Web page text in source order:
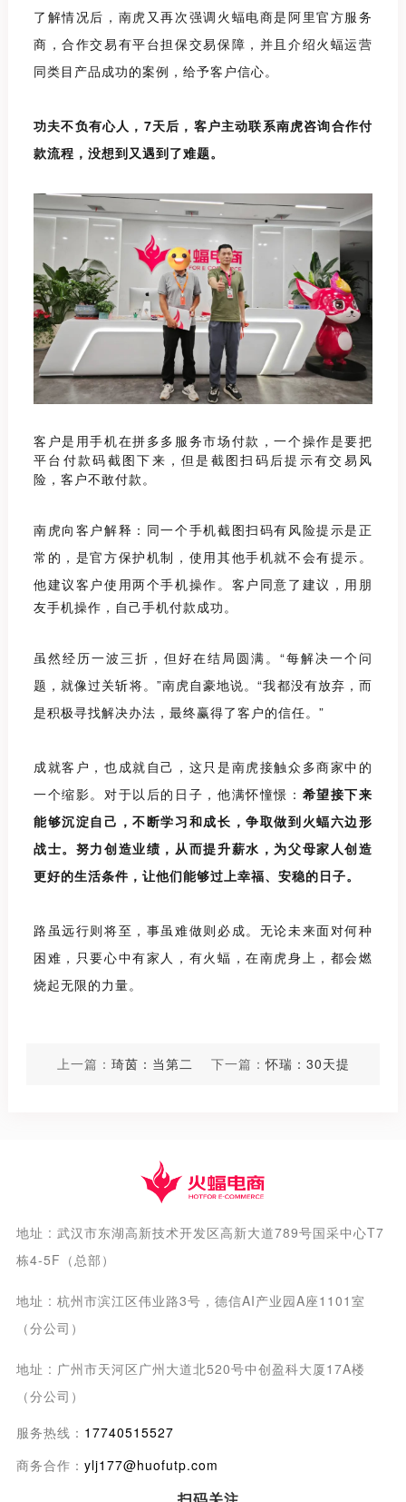
了解情况后，南虎又再次强调火蝠电商是阿里官方服务
商，合作交易有平台担保交易保障，并且介绍火蝠运营
同类目产品成功的案例，给予客户信心。
功夫不负有心人， 7天后，客户主动联系南虎咨询合作付
款流程，没想到又遇到了难题。
客户是用手机在拼多多服务市场付款，一个操作是要把
平台付款码截图下来，但是截图扫码后提示有交易风
险，客户不敢付款。
南虎向客户解释：同一个手机截图扫码有风险提示是正
常的，是官方保护机制，使用其他手机就不会有提示。
他建议客户使用两个手机操作。客户同意了建议，用朋
友手机操作，自己手机付款成功。
虽然经历一波三折，但好在结局圆满。“每解决一个问
题，就像过关斩将。 ”南虎自豪地说。“我都没有放弃，而
是积极寻找解决办法，最终赢得了客户的信任。 ”
成就客户，也成就自己，这只是南虎接触众多商家中的
一个缩影。对于以后的日子，他满怀憧憬： 希望接下来
能够沉淀自己，不断学习和成长，争取做到火蝠六边形
战士。努力创造业绩，从而提升薪水，为父母家人创造
更好的生活条件，让他们能够过上幸福、安稳的日子。
路虽远行则将至，事虽难做则必成。无论未来面对何种
困难，只要心中有家人，有火蝠，在南虎身上，都会燃
烧起无限的力量。
上一篇：琦茵：当第二
下一篇：怀瑞：30天提
地址 : 武汉市东湖高新技术开发区高新大道789号国采中心T7
栋4-5F（总部）
地址 : 杭州市滨江区伟业路3号，德信AI产业园A座1101室
（分公司）
地址 : 广州市天河区广州大道北520号中创盈科大厦17A楼
（分公司）
服务热线： 17740515527
商务合作： ylj177@huofutp.com